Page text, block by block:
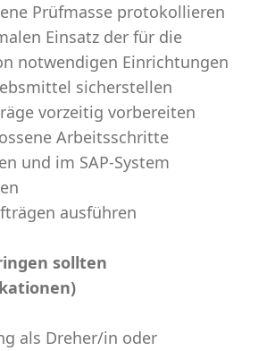
Prüfmasse protokollieren
Einsatz der für die
notwendigen Einrichtungen
sicherstellen
vorzeitig vorbereiten
Arbeitsschritte
und im SAP-System
ausführen
sollten
als Dreher/in oder